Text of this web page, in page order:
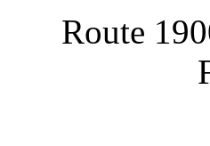
Route